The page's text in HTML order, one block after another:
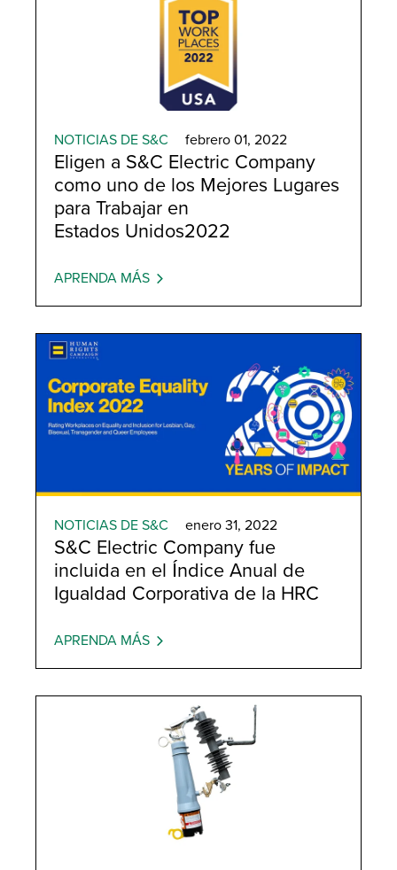
NOTICIAS DE S&C febrero 01, 2022
Eligen a S&C Electric Company
como uno de los Mejores Lugares
para Trabajar en
Estados Unidos2022
APRENDA MÁS
NOTICIAS DE S&C enero 31, 2022
S&C Electric Company fue
incluida en el Índice Anual de
Igualdad Corporativa de la HRC
APRENDA MÁS